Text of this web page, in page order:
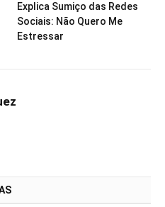
Explica Sumiço das Redes
Sociais: Não Quero Me
Estressar